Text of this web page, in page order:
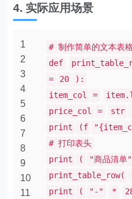
4. 实际应用场景
1
2
3
4
5
6
7
8
9
10
11
# 制作简单的文本表
def
=
20
):
item_col
=
price_col
= str
print
(f
# 打印表头
print
( "商品清单"
print_table_row(
print
( "-" *